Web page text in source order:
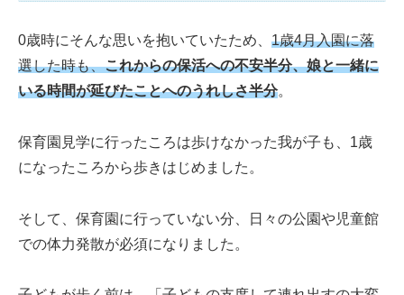
0歳時にそんな思いを抱いていたため、 1歳4月入園に落
選した時も、これからの保活への不安半分、娘と一緒に
いる時間が延びたことへのうれしさ半分。
保育園見学に行ったころは歩けなかった我が子も、1歳
になったころから歩きはじめました。
そして、保育園に行っていない分、日々の公園や児童館
での体力発散が必須になりました。